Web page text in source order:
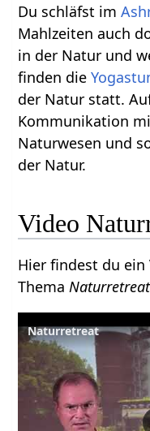
Du schläfst im
Mahlzeiten auch
in der Natur und
finden die
der Natur statt.
Kommunikation
Naturwesen und
der Natur.
Video
Hier findest du
ThemaNaturretreat
Naturretreat